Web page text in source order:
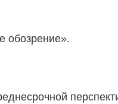
обозрение».